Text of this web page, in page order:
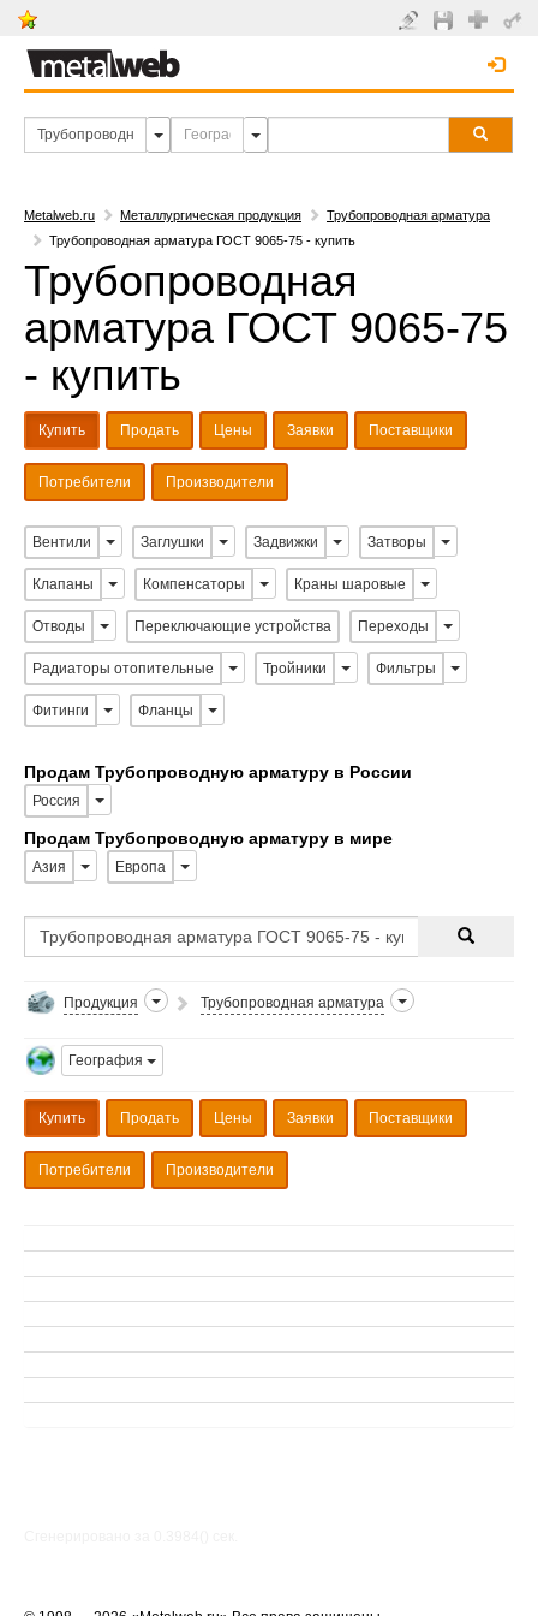
Metalweb.ru Металлургическая продукция
Трубопроводная арматура
Трубопроводная арматура ГОСТ 9065-75 - купить
Трубопроводная
арматура ГОСТ 9065-75
- купить
Купить Продать Цены Заявки Поставщики
Потребители Производители
Вентили Заглушки Задвижки Затворы
Клапаны Компенсаторы Краны шаровые
Отводы Переключающие устройства Переходы
Радиаторы отопительные Тройники Фильтры
Фитинги Фланцы
Продам Трубопроводную арматуру в России
Россия
Продам Трубопроводную арматуру в мире
Азия Европа
Продукция Трубопроводная арматура
География
Купить Продать Цены Заявки Поставщики
Потребители Производители